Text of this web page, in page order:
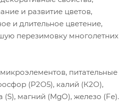
и развитие цветов,
и длительное цветение,
перезимовку многолетних
питательные
(Р2О5), калий (К2O),
(S), магний (MgO), железо (Fе).